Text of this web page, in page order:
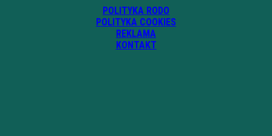
POLITYKA RODO
POLITYKA COOKIES
REKLAMA
KONTAKT